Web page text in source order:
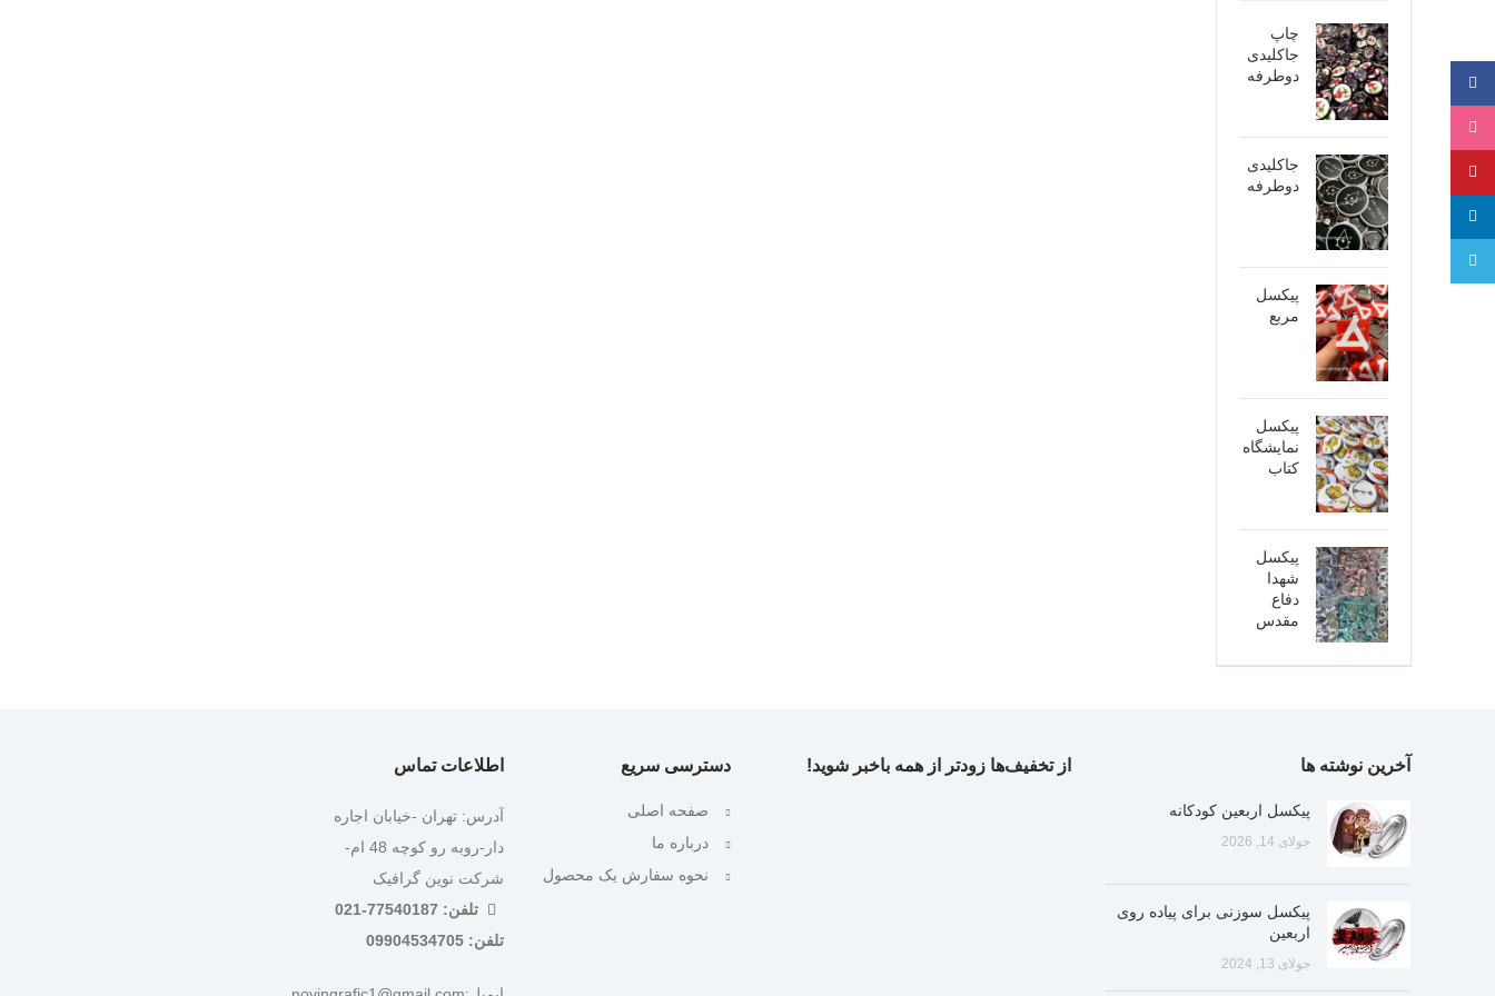
چاپ
جاکلیدی
دوطرفه
جاکلیدی
دوطرفه
پیکسل
مربع
پیکسل
نمایشگاه
کتاب
پیکسل
شهدا
دفاع
مقدس
آخرین نوشته ها
پیکسل اربعین کودکانه
جولای 14, 2026
پیکسل سوزنی برای پیاده روی
اربعین
جولای 13, 2024
از تخفیف‌ها زودتر از همه باخبر شوید! دسترسی سریع
صفحه اصلی
درباره ما
نحوه سفارش یک محصول
اطلاعات تماس
آدرس: تهران -خیابان اجاره
دار-روبه رو کوچه 48 ام-
شرکت نوین گرافیک
تلفن: 77540187-021
تلفن: 09904534705
فیسبوک
اینستاگرام
پینترست
لینکدین
تلگرام